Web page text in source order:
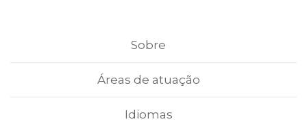
Sobre
Áreas de atuação
Idiomas